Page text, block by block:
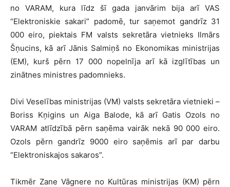
no VARAM, kura līdz šī gada janvārim bija arī VAS
“Elektroniskie sakari” padomē, tur saņemot gandrīz 31
000 eiro, piektais FM valsts sekretāra vietnieks Ilmārs
Šņucins, kā arī Jānis Salmiņš no Ekonomikas ministrijas
(EM), kurš pērn 17 000 nopelnīja arī kā izglītības un
zinātnes ministres padomnieks.
Divi Veselības ministrijas (VM) valsts sekretāra vietnieki –
Boriss Kņigins un Aiga Balode, kā arī Gatis Ozols no
VARAM atlīdzībā pērn saņēma vairāk nekā 90 000 eiro.
Ozols pērn gandrīz 9000 eiro saņēmis arī par darbu
“Elektroniskajos sakaros”.
Tikmēr Zane Vāgnere no Kultūras ministrijas (KM) pērn